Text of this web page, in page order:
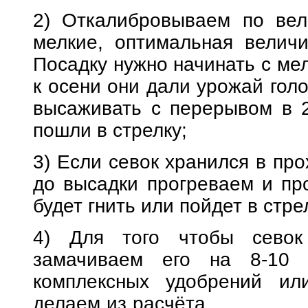
2) Откалибровываем по
мелкие, оптимальная
Посадку нужно начинать с
к осени они дали урожай
высаживать с перерывом в
пошли в стрелку;
3) Если севок хранился в
до высадки прогреваем и
будет гнить или пойдет в
4) Для того чтобы севок
замачиваем его на 8-10
комплексных удобрений
делаем из расчёта 15-